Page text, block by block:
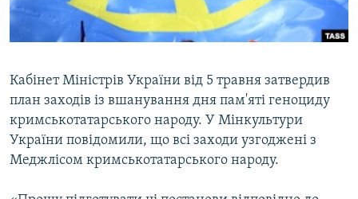
СВІДЧЕННЯ ОКУПАЦІЇ
УКРАЇНСЬКА ПРОБЛЕМА КРИМУ
Qırımtatar
Усі сайти RFE/RL
Кабінет Міністрів України від 5 травня затвердив
план заходів із вшанування дня пам'яті геноциду
кримськотатарського народу. У Мінкультури
України повідомили, що всі заходи узгоджені з
Меджлісом кримськотатарського народу.